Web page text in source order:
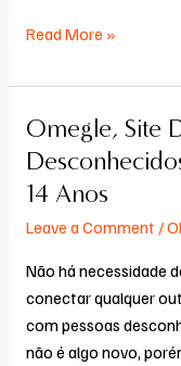
Aleatórios
Vivo
Ia
Read More »
Omegle, Site
14 Anos
Leave a Comment /
Não há necessidade
conectar qualquer
com pessoas
não é algo novo,
Omegle,
Site
De
Bate-
papo
Atividades